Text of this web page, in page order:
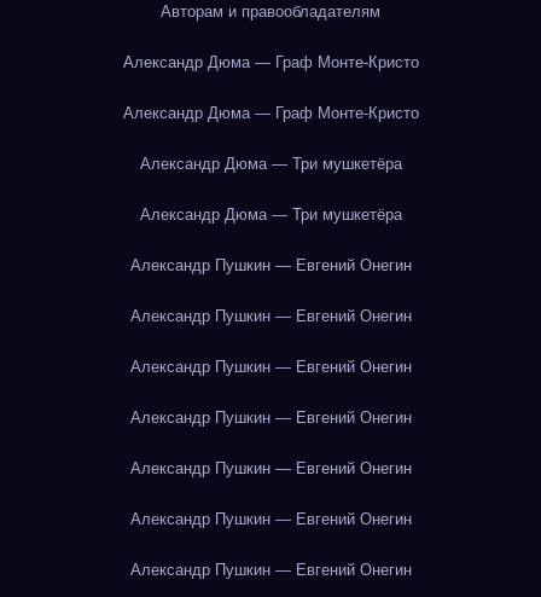
Авторам и правообладателям
Александр Дюма — Граф Монте-Кристо
Александр Дюма — Граф Монте-Кристо
Александр Дюма — Три мушкетёра
Александр Дюма — Три мушкетёра
Александр Пушкин — Евгений Онегин
Александр Пушкин — Евгений Онегин
Александр Пушкин — Евгений Онегин
Александр Пушкин — Евгений Онегин
Александр Пушкин — Евгений Онегин
Александр Пушкин — Евгений Онегин
Александр Пушкин — Евгений Онегин